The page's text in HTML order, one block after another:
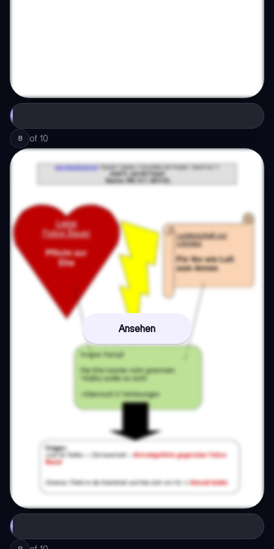
8 of 10
Ansehen